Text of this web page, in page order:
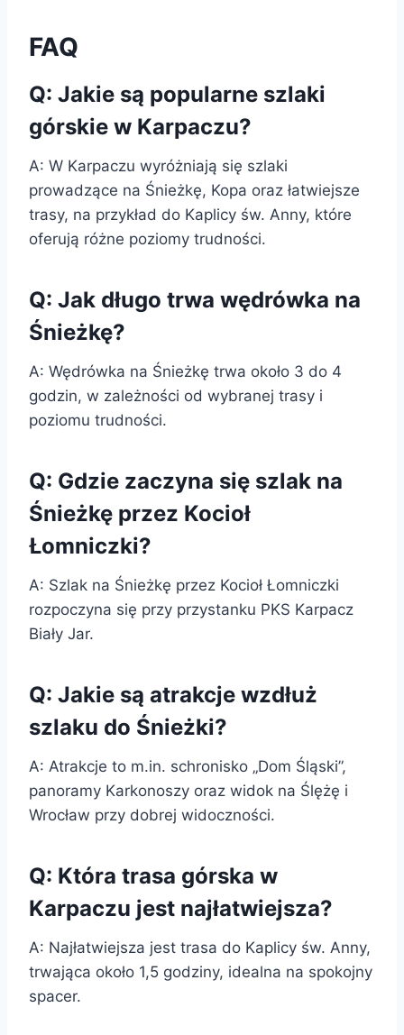
FAQ
Q: Jakie są popularne szlaki
górskie w Karpaczu?
A: W Karpaczu wyróżniają się szlaki
prowadzące na Śnieżkę, Kopa oraz łatwiejsze
trasy, na przykład do Kaplicy św. Anny, które
oferują różne poziomy trudności.
Q: Jak długo trwa wędrówka na
Śnieżkę?
A: Wędrówka na Śnieżkę trwa około 3 do 4
godzin, w zależności od wybranej trasy i
poziomu trudności.
Q: Gdzie zaczyna się szlak na
Śnieżkę przez Kocioł
Łomniczki?
A: Szlak na Śnieżkę przez Kocioł Łomniczki
rozpoczyna się przy przystanku PKS Karpacz
Biały Jar.
Q: Jakie są atrakcje wzdłuż
szlaku do Śnieżki?
A: Atrakcje to m.in. schronisko „Dom Śląski”,
panoramy Karkonoszy oraz widok na Ślężę i
Wrocław przy dobrej widoczności.
Q: Która trasa górska w
Karpaczu jest najłatwiejsza?
A: Najłatwiejsza jest trasa do Kaplicy św. Anny,
trwająca około 1,5 godziny, idealna na spokojny
spacer.